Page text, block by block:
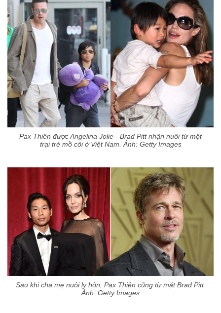
Pax Thiên được Angelina Jolie - Brad Pitt nhận nuôi từ một
trại trẻ mồ côi ở Việt Nam. Ảnh: Getty Images
Sau khi cha mẹ nuôi ly hôn, Pax Thiên cũng từ mặt Brad Pitt.
Ảnh: Getty Images